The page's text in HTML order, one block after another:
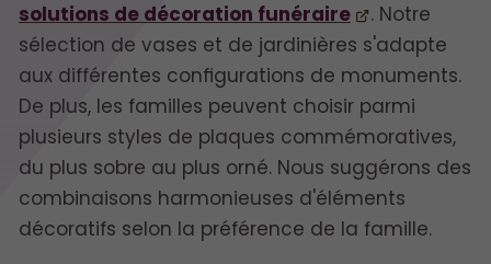
solutions de décoration funéraire
. Notre
sélection de vases et de jardinières s'adapte
aux différentes configurations de monuments.
De plus, les familles peuvent choisir parmi
plusieurs styles de plaques commémoratives,
du plus sobre au plus orné. Nous suggérons des
combinaisons harmonieuses d'éléments
décoratifs selon la préférence de la famille.